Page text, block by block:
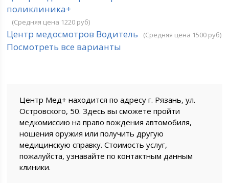
поликлиника+
(Средняя цена 1220 руб)
Центр медосмотров Водитель (Средняя цена 1500 руб)
Посмотреть все варианты
Центр Мед+ находится по адресу г. Рязань, ул.
Островского, 50. Здесь вы сможете пройти
медкомиссию на право вождения автомобиля,
ношения оружия или получить другую
медицинскую справку. Стоимость услуг,
пожалуйста, узнавайте по контактным данным
клиники.